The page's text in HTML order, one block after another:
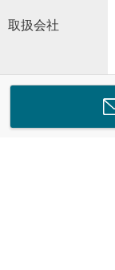
取扱会社